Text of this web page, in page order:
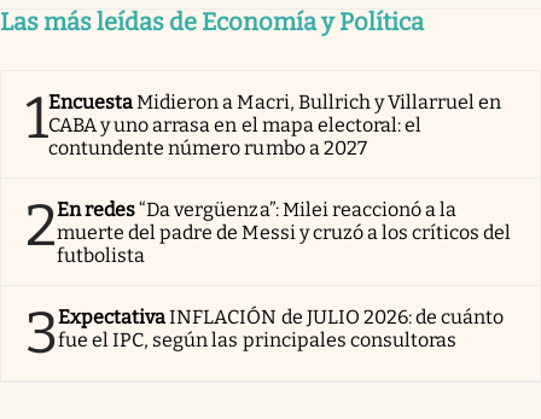
Las más leídas de Economía y Política
1EncuestaMidieron a Macri, Bullrich y Villarruel en
CABA y uno arrasa en el mapa electoral: el
contundente número rumbo a 2027
2En redes“Da vergüenza”: Milei reaccionó a la
muerte del padre de Messi y cruzó a los críticos del
futbolista
3ExpectativaINFLACIÓN de JULIO 2026: de cuánto
fue el IPC, según las principales consultoras